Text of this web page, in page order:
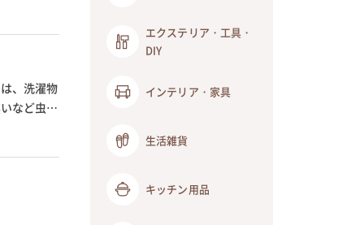
、洗濯物
など虫の
エクステリア・工具・
DIY
インテリア・家具
生活雑貨
キッチン用品